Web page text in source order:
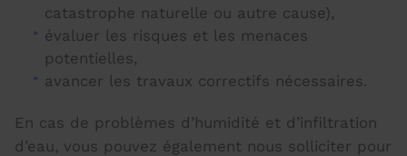
catastrophe naturelle ou autre cause),
évaluer les risques et les menaces
potentielles,
avancer les travaux correctifs nécessaires.
En cas de problèmes d’humidité et d’infiltration
d’eau, vous pouvez également nous solliciter pour